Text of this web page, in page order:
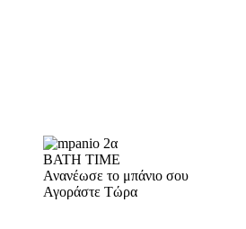
BATH TIME
Ανανέωσε το μπάνιο σου
Αγοράστε Τώρα